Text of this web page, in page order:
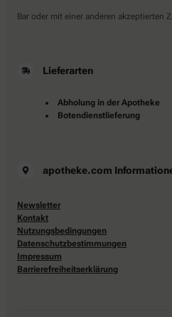
Bar oder mit einer anderen akzeptierten
Lieferarten
Abholung in der Apotheke
Botendienstlieferung
apotheke.com
Newsletter
Kontakt
Nutzungsbedingungen
Datenschutzbestimmungen
Impressum
Barrierefreiheitserklärung